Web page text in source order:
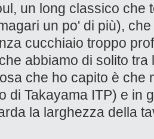
un long classico che
un po' di più),
cucchiaio troppo
abbiamo di solito
che ho capito è che
di Takayama ITP) e in
la larghezza della